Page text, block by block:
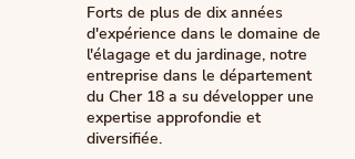
Forts de plus de dix années
d'expérience dans le domaine de
l'élagage et du jardinage, notre
entreprise dans le département
du Cher 18 a su développer une
expertise approfondie et
diversifiée.